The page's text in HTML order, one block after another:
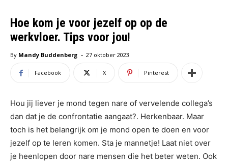
Hoe kom je voor jezelf op op de
werkvloer. Tips voor jou!
By Mandy Buddenberg - 27 oktober 2023
Facebook X Pinterest
Hou jij liever je mond tegen nare of vervelende collega’s
dan dat je de confrontatie aangaat?. Herkenbaar. Maar
toch is het belangrijk om je mond open te doen en voor
jezelf op te leren komen. Sta je mannetje! Laat niet over
je heenlopen door nare mensen die het beter weten. Ook